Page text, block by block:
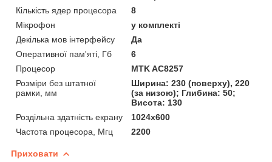
Кількість ядер процесора
8
Мікрофон
у комплекті
Декілька мов інтерфейсу
Да
Оперативної пам'яті, Гб
6
Процесор
MTK AC8257
Розміри без штатної
рамки, мм
Ширина: 230 (поверху), 220
(за низою); Глибина: 50;
Висота: 130
Роздільна здатність екрану
1024х600
Частота процесора, Мгц
2200
Приховати